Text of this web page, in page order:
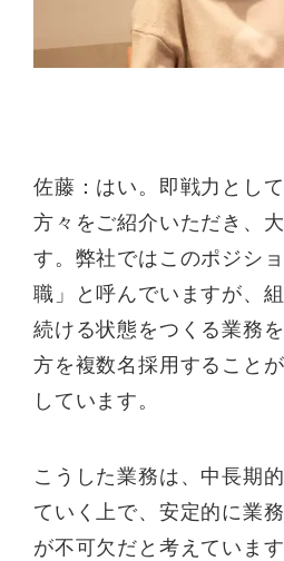
佐藤：はい。即戦力とし
方々をご紹介いただき、
す。弊社ではこのポジシ
職」と呼んでいますが、
続ける状態をつくる業務
方を複数名採用すること
しています。
こうした業務は、中長期
ていく上で、安定的に業
が不可欠だと考えていま